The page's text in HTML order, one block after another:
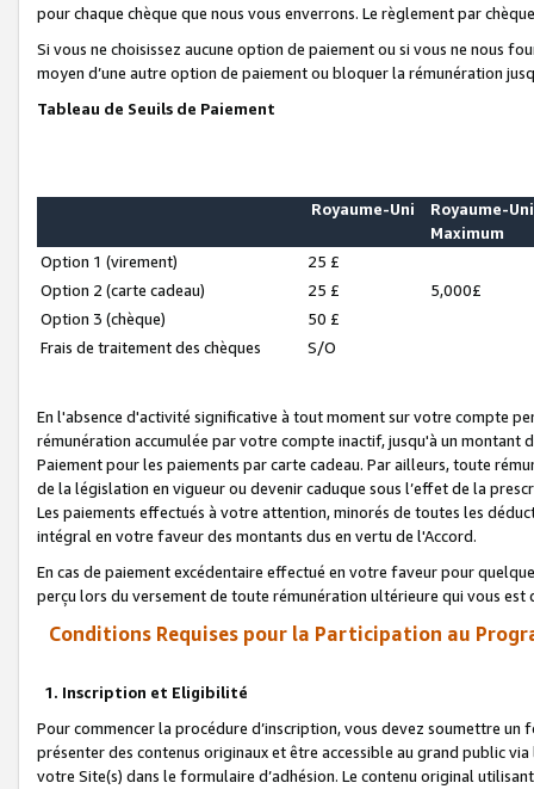
pour chaque chèque que nous vous enverrons. Le règlement par
Si vous ne choisissez aucune option de paiement ou si vous ne nous
moyen d’une autre option de paiement ou bloquer la rémunération
Tableau de Seuils de Paiement
Royaume-Uni
Royaume-Uni
Maximum
Option 1 (virement)
25 £
Option 2 (carte cadeau)
25 £
5,000£
Option 3 (chèque)
50 £
Frais de traitement des chèques
S/O
En l'absence d'activité significative à tout moment sur votre compte
rémunération accumulée par votre compte inactif, jusqu'à un montant
Paiement pour les paiements par carte cadeau. Par ailleurs, toute
de la législation en vigueur ou devenir caduque sous l’effet de la
Les paiements effectués à votre attention, minorés de toutes les
intégral en votre faveur des montants dus en vertu de l'Accord.
En cas de paiement excédentaire effectué en votre faveur pour
perçu lors du versement de toute rémunération ultérieure qui vous est
Conditions Requises pour la Participation au
1. Inscription et Eligibilité
Pour commencer la procédure d’inscription, vous devez soumettre
présenter des contenus originaux et être accessible au grand public
votre Site(s) dans le formulaire d’adhésion. Le contenu original